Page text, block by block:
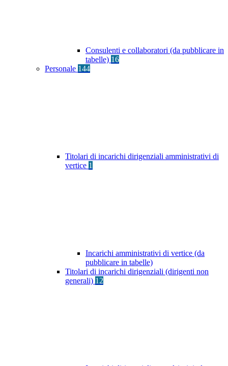
Consulenti e collaboratori (da pubblicare in
tabelle) 16
Personale 144
Titolari di incarichi dirigenziali amministrativi di
vertice 1
Incarichi amministrativi di vertice (da
pubblicare in tabelle)
Titolari di incarichi dirigenziali (dirigenti non
generali) 12